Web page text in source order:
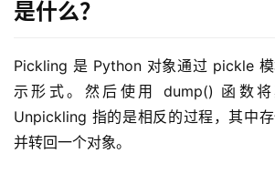
是什么？
Pickling 是 Python 对象通过 pickle
示形式。然后使用 dump() 函数将
Unpickling 指的是相反的过程，其中
并转回一个对象。